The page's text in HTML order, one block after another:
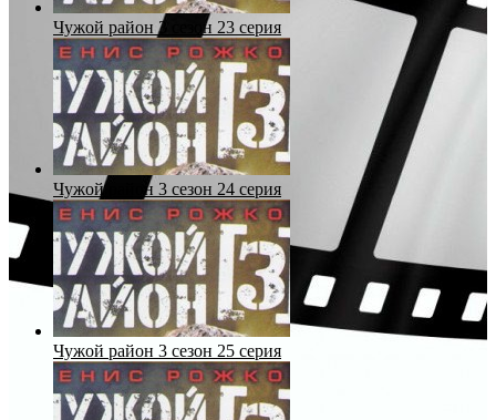
Чужой район 3 сезон 23 серия
Чужой район 3 сезон 24 серия
Чужой район 3 сезон 25 серия